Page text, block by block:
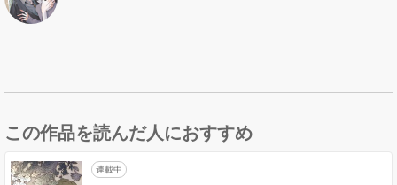
この作品を読んだ人におすすめ
連載中